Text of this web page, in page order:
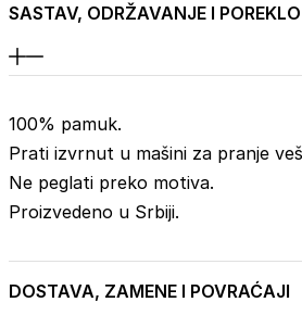
SASTAV, ODRŽAVANJE I POREKLO
100% pamuk.
Prati izvrnut u mašini za pranje
Ne peglati preko motiva.
Proizvedeno u Srbiji.
DOSTAVA, ZAMENE I POVRAĆAJI